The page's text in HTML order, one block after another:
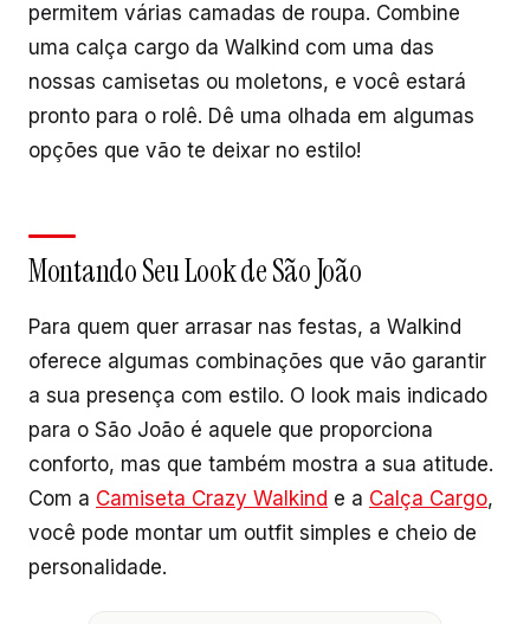
permitem várias camadas de roupa. Combine
uma calça cargo da Walkind com uma das
nossas camisetas ou moletons, e você estará
pronto para o rolê. Dê uma olhada em algumas
opções que vão te deixar no estilo!
Montando Seu Look de São João
Para quem quer arrasar nas festas, a Walkind
oferece algumas combinações que vão garantir
a sua presença com estilo. O look mais indicado
para o São João é aquele que proporciona
conforto, mas que também mostra a sua atitude.
Com a Camiseta Crazy Walkind e a Calça Cargo,
você pode montar um outfit simples e cheio de
personalidade.